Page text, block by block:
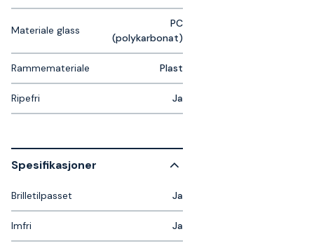
Materiale glass
PC
(polykarbonat)
Rammemateriale Plast
Ripefri Ja
Spesifikasjoner
Brilletilpasset Ja
Imfri Ja